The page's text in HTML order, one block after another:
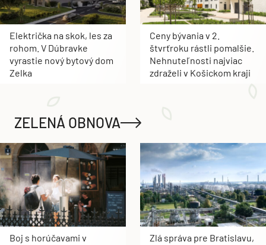
Električka na skok, les za
rohom. V Dúbravke
vyrastie nový bytový dom
Zelka
Ceny bývania v 2.
štvrťroku rástli pomalšie.
Nehnuteľnosti najviac
zdraželi v Košickom kraji
ZELENÁ OBNOVA
Boj s horúčavami v
Zlá správa pre Bratislavu,